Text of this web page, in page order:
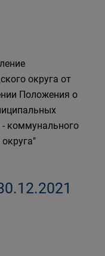
округа от
Положения о
коммунального